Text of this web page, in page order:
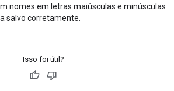
nomes em letras maiúsculas e minúsculas
salvo corretamente.
Isso foi útil?